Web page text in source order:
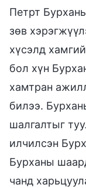
Петрт
зөв
хүсэлд
бол хүн
хамтран
билээ.
шалгалтыг
илчилсэн
Бурханы
чанд